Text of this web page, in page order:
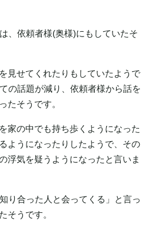
、依頼者様(奥様)にもしていたそ
見せてくれたりもしていたようで
の話題が減り、依頼者様から話を
たそうです。
家の中でも持ち歩くようになった
ようになったりしたようで、その
浮気を疑うようになったと言いま
り合った人と会ってくる」と言っ
そうです。